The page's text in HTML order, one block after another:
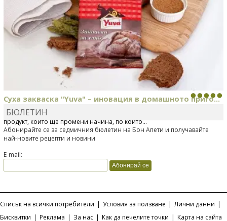
Суха закваска "Yuva" – иновация в домашното приго...
Отскоро Лесафр България стартира предлагането на изцяло нов
продукт, който ще промени начина, по който...
БЮЛЕТИН
Абонирайте се за седмичния бюлетин на Бон Апети и получавайте
най-новите рецепти и новини
E-mail:
Списък на всички потребители | Условия за ползване | Лични данни |
Бисквитки | Реклама | За нас | Как да печелите точки | Карта на сайта